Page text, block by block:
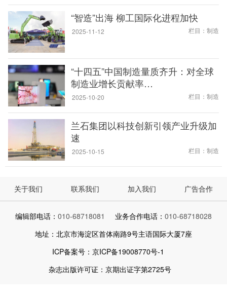
“智造”出海 柳工国际化进程加快
2025-11-12 栏目：制造
“十四五”中国制造量质齐升：对全球
制造业增长贡献率…
2025-10-20 栏目：制造
兰石集团以科技创新引领产业升级加
速
2025-10-15 栏目：制造
关于我们 联系我们 加入我们 广告合作
编辑部电话： 010-68718081 业务合作电话： 010-68718028
地址：北京市海淀区首体南路9号主语国际大厦7座
ICP备案号：京ICP备19008770号-1
杂志出版许可证：京期出证字第2725号